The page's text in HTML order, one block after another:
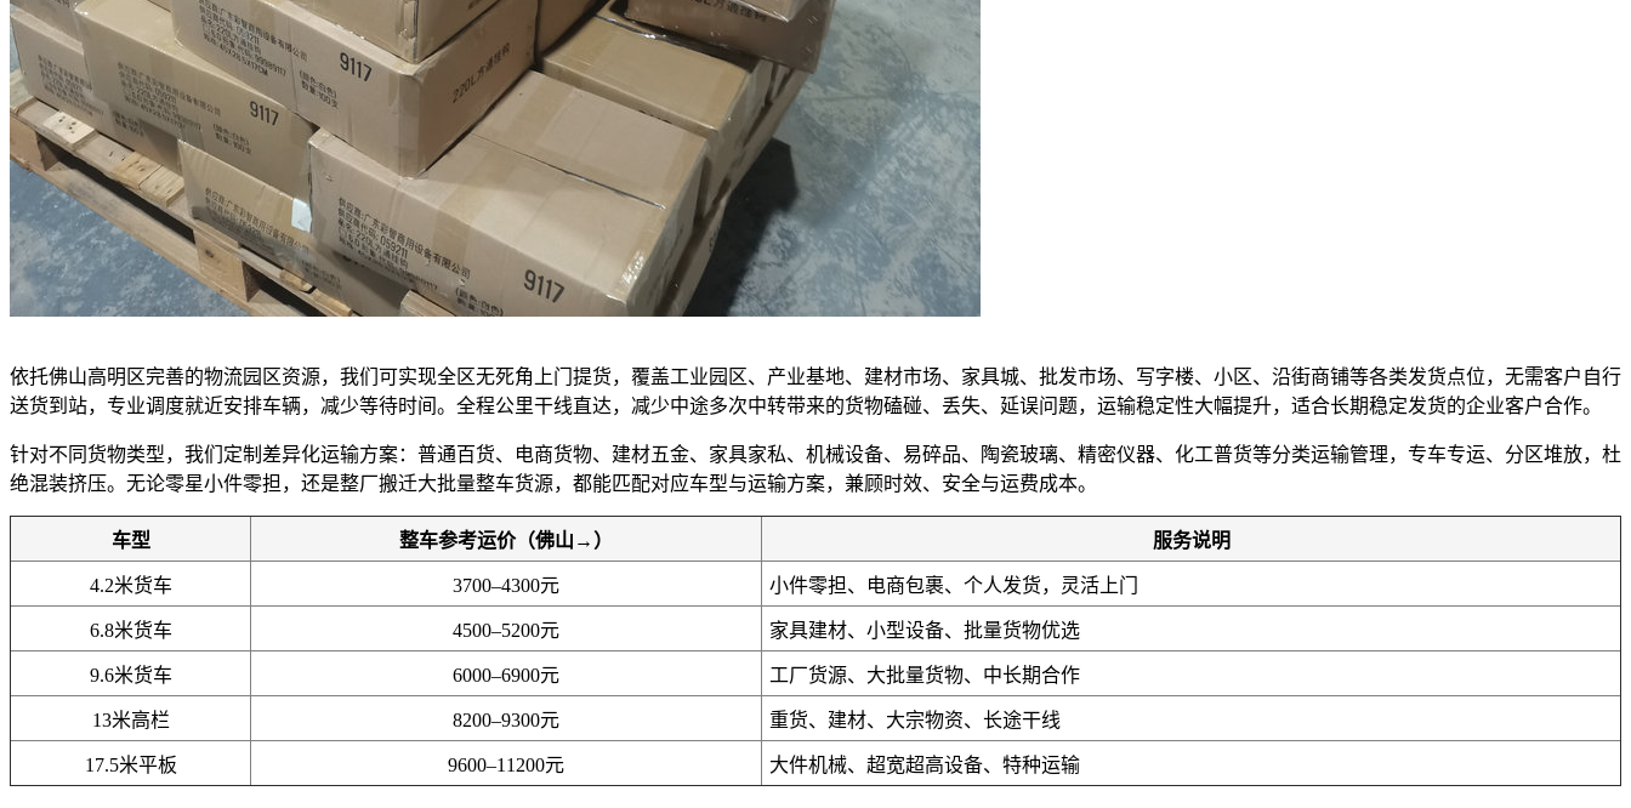
依托佛山高明区完善的物流园区资源，我们可实现全区无死角上门提货，覆盖工业园区、产业基地、建材市场、家具城、批发市场、写字楼、小区、沿街商铺等各类发货点位，无需客户自行
送货到站，专业调度就近安排车辆，减少等待时间。全程公里干线直达，减少中途多次中转带来的货物磕碰、丢失、延误问题，运输稳定性大幅提升，适合长期稳定发货的企业客户合作。
针对不同货物类型，我们定制差异化运输方案：普通百货、电商货物、建材五金、家具家私、机械设备、易碎品、陶瓷玻璃、精密仪器、化工普货等分类运输管理，专车专运、分区堆放，杜
绝混装挤压。无论零星小件零担，还是整厂搬迁大批量整车货源，都能匹配对应车型与运输方案，兼顾时效、安全与运费成本。
车型 整车参考运价（佛山→） 服务说明
4.2米货车 3700–4300元 小件零担、电商包裹、个人发货，灵活上门
6.8米货车 4500–5200元 家具建材、小型设备、批量货物优选
9.6米货车 6000–6900元 工厂货源、大批量货物、中长期合作
13米高栏 8200–9300元 重货、建材、大宗物资、长途干线
17.5米平板 9600–11200元 大件机械、超宽超高设备、特种运输